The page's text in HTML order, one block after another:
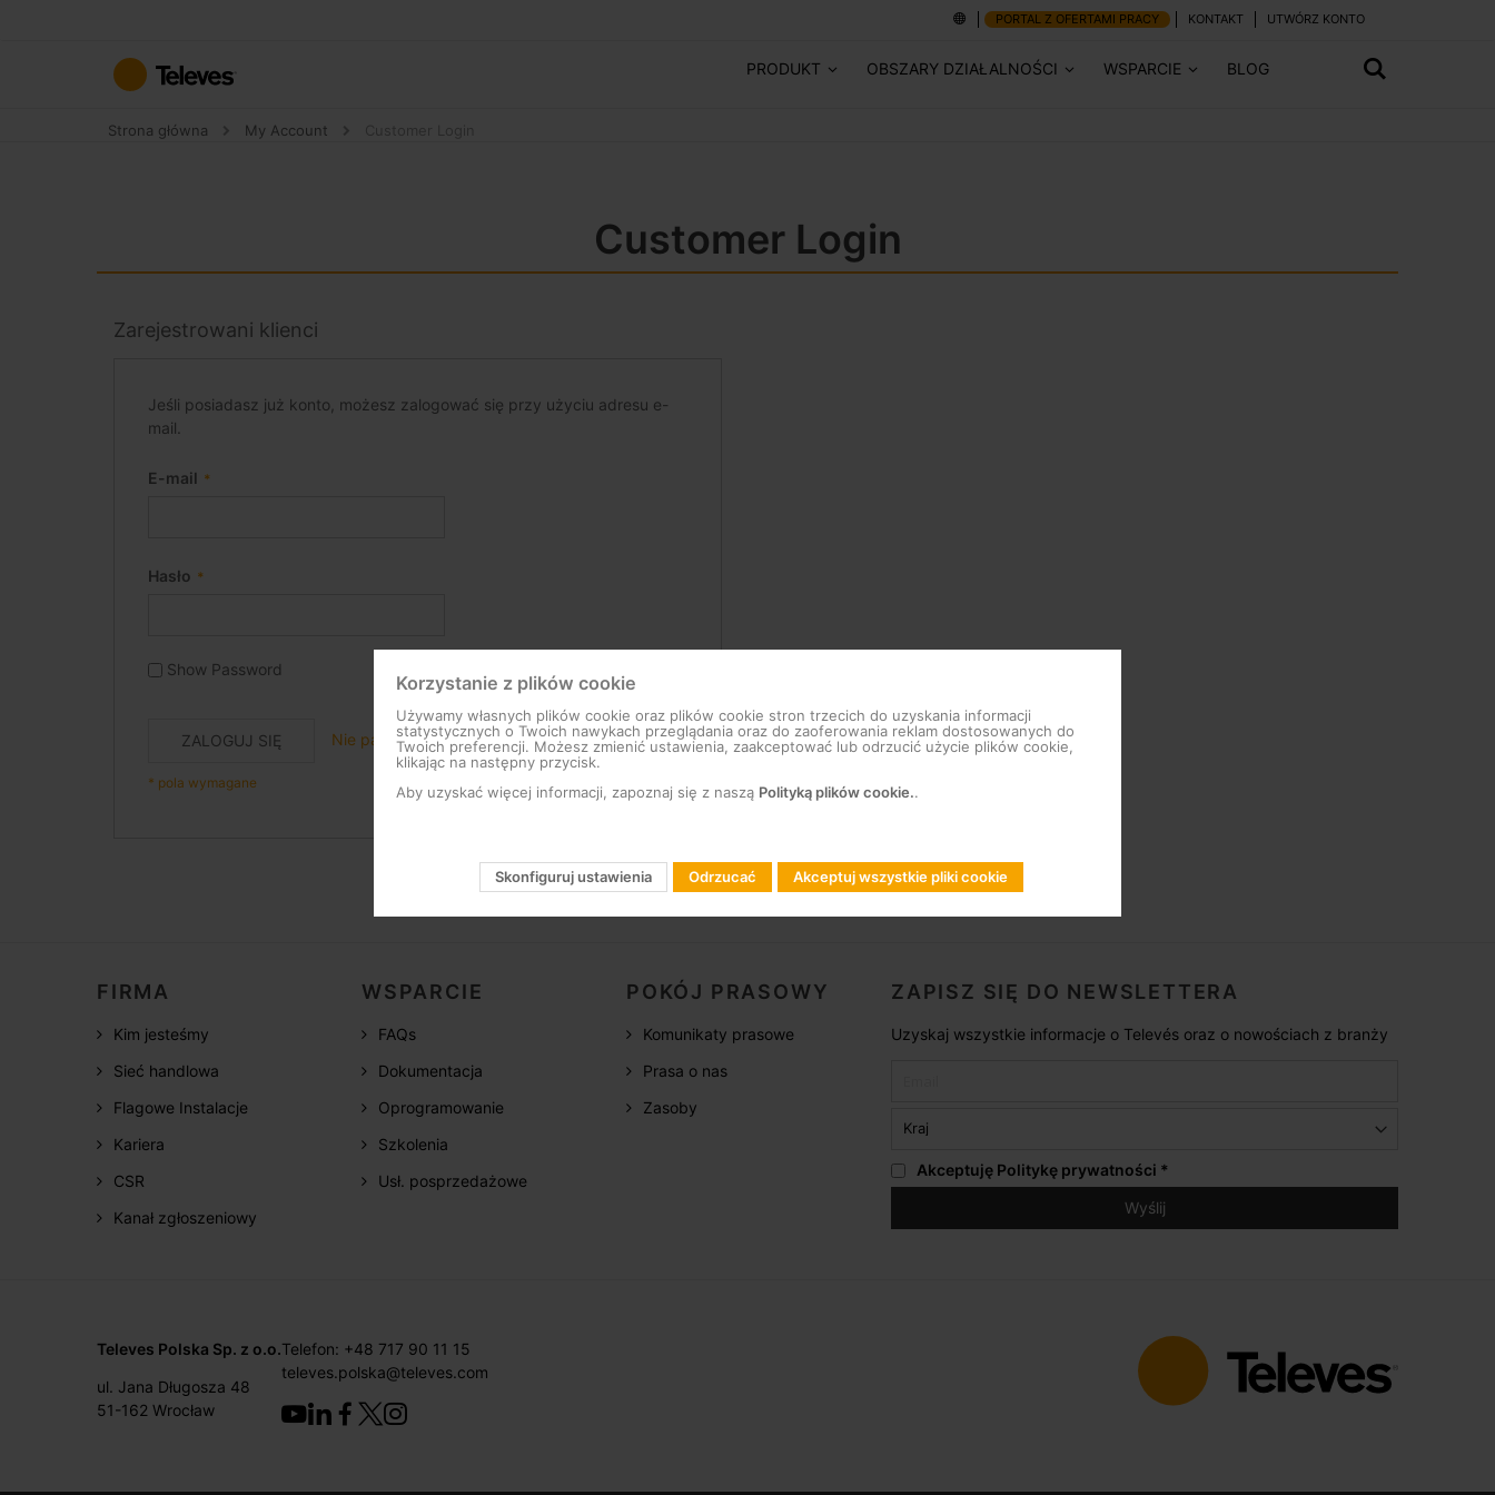
treści
PORTAL Z OFERTAMI PRACY KONTAKT UTWÓRZ KONTO
PRODUKT OBSZARY DZIAŁALNOŚCI WSPARCIE BLOG
Strona główna My Account
Customer Login
Zarejestrowani klienci
Jeśli posiadasz już konto, możesz zalogować się przy użyciu adresu e-
mail.
E-mail
Hasło
Show Password
ZALOGUJ SIĘ Nie pamiętasz hasła?
FIRMA
Kim jesteśmy
Sieć handlowa
Flagowe Instalacje
Kariera
CSR
Kanał zgłoszeniowy
WSPARCIE
FAQs
Dokumentacja
Oprogramowanie
Szkolenia
Usł. posprzedażowe
POKÓJ PRASOWY
Komunikaty prasowe
Prasa o nas
Zasoby
ZAPISZ SIĘ DO NEWSLETTERA
Uzyskaj wszystkie informacje o Televés oraz o nowościach z branży
Akceptuję Politykę prywatności *
Televes Polska Sp. z o.o.
ul. Jana Długosza 48
51-162 Wrocław
Telefon: +48 717 90 11 15
televes.polska@televes.com
Korzystanie z plików cookie
Używamy własnych plików cookie oraz plików cookie stron trzecich do uzyskania informacji
statystycznych o Twoich nawykach przeglądania oraz do zaoferowania reklam dostosowanych do
Twoich preferencji. Możesz zmienić ustawienia, zaakceptować lub odrzucić użycie plików cookie,
klikając na następny przycisk.
Aby uzyskać więcej informacji, zapoznaj się z naszą Polityką plików cookie..
Skonfiguruj ustawienia Odrzucać Akceptuj wszystkie pliki cookie